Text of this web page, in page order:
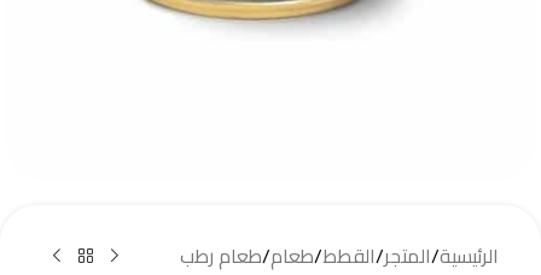
الرئيسية/المتجر/القطط/طعام/طعام رطب